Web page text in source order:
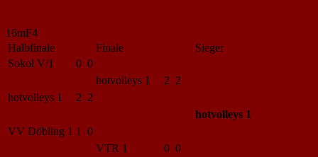
16mF4
Halbfinale
Finale
Sieger
Sokol V/1
0 0
hotvolleys 1
2 2
hotvolleys 1
2 2
hotvolleys 1
VV Döbling 1 1 0
VTR 1
0 0